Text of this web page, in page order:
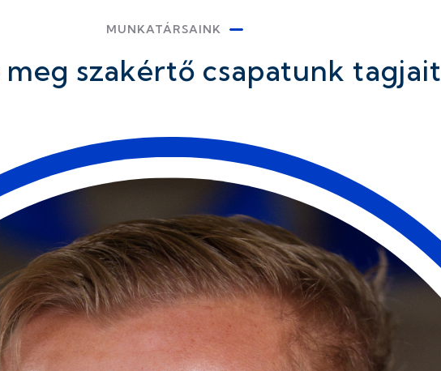
MUNKATÁRSAINK
meg szakértő csapatunk tagjait